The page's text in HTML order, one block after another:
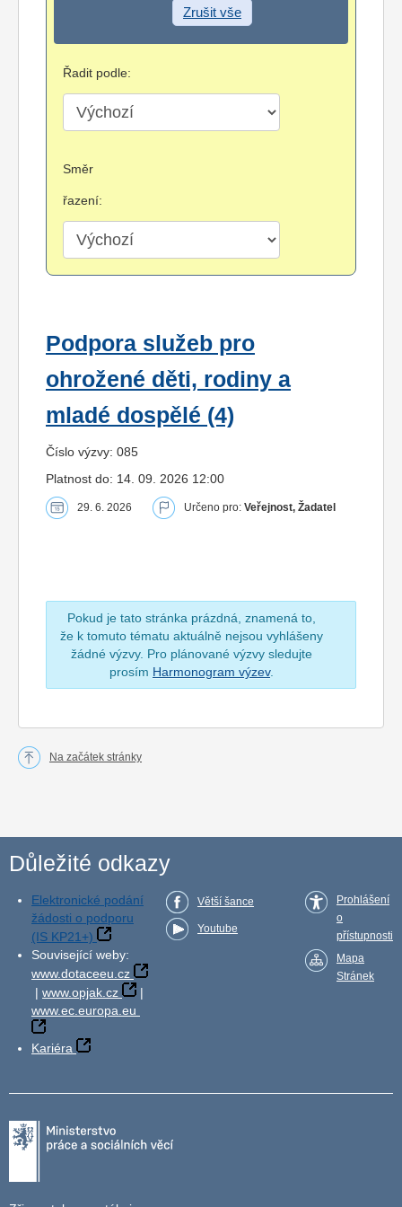
Zrušit vše
Řadit podle:
Směr
řazení:
Podpora služeb pro
ohrožené děti, rodiny a
mladé dospělé (4)
Číslo výzvy: 085
Platnost do: 14. 09. 2026 12:00
29. 6. 2026 Určeno pro: Veřejnost, Žadatel
Pokud je tato stránka prázdná, znamená to,
že k tomuto tématu aktuálně nejsou vyhlášeny
žádné výzvy. Pro plánované výzvy sledujte
prosím Harmonogram výzev.
Na začátek stránky
Důležité odkazy
Elektronické podání
žádosti o podporu
(IS KP21+)
Související weby:
www.dotaceeu.cz
| www.opjak.cz
|
www.ec.europa.eu
Kariéra
Větší šance
Youtube
Prohlášení
o
přístupnosti
Mapa
Stránek